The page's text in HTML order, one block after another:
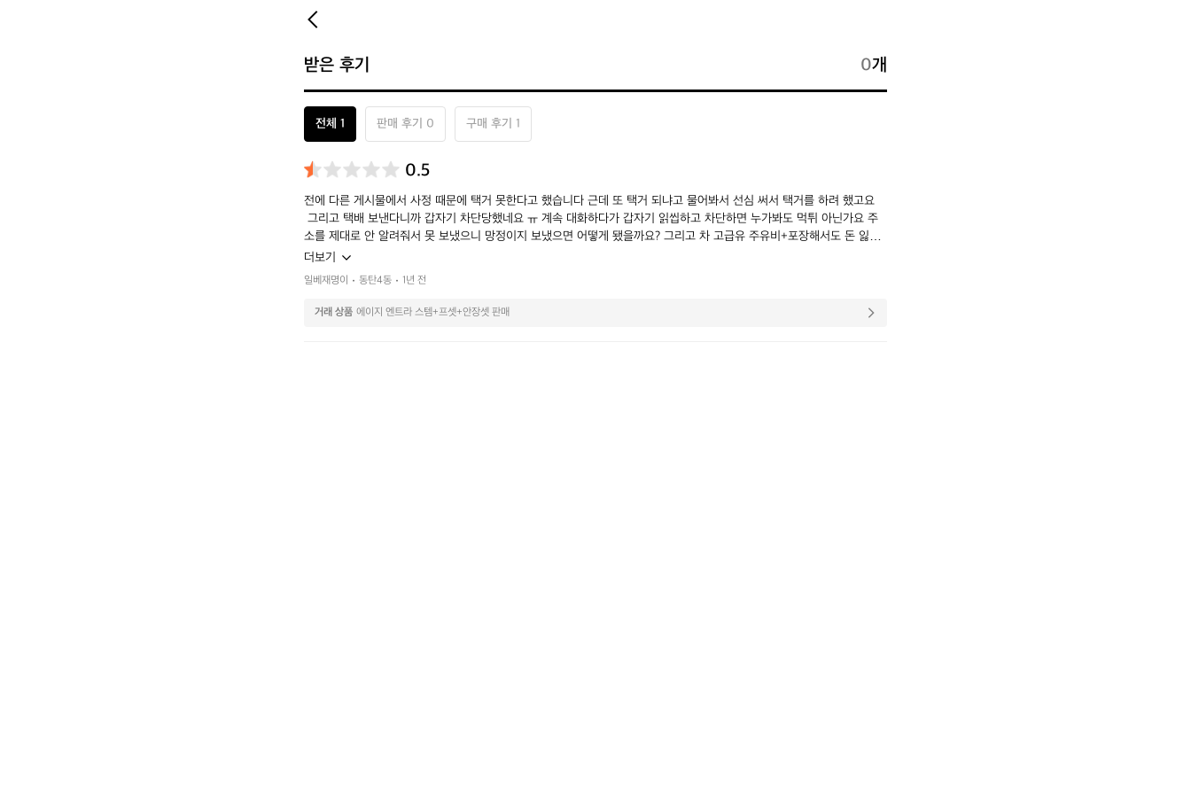
받은 후기 0개
전체 1 판매 후기 0 구매 후기 1
0.5
전에 다른 게시물에서 사정 때문에 택거 못한다고 했습니다 근데 또 택거 되냐고 물어봐서 선심 써서 택거를 하려 했고요
그리고 택배 보낸다니까 갑자기 차단당했네요 ㅠ 계속 대화하다가 갑자기 읽씹하고 차단하면 누가봐도 먹튀 아닌가요 주
소를 제대로 안 알려줘서 못 보냈으니 망정이지 보냈으면 어떻게 됐을까요? 그리고 차 고급유 주유비+포장해서도 돈 잃고
시간도 낭비하고 또 다시 매장에서 박스 가지러 가야하고 시간,돈 낭비만 했네요
이분하고 거래할 바엔 번장에서나 팔랍니다
이분이랑 거래하지 마시고 거르세요
더보기
일베재명이 동탄4동 1년 전
거래 상품 에이지 엔트라 스템+프셋+안장셋 판매